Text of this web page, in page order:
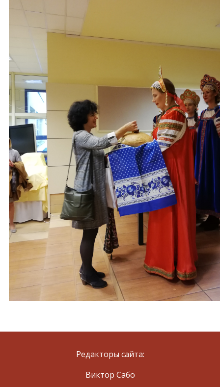
Редакторы сайта:
Виктор Сабо